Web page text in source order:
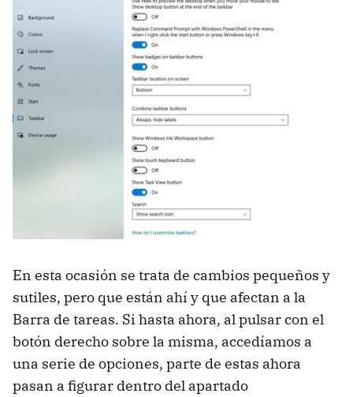
En esta ocasión se trata de cambios pequeños y
sutiles, pero que están ahí y que afectan a la
Barra de tareas. Si hasta ahora, al pulsar con el
botón derecho sobre la misma, accedíamos a
una serie de opciones, parte de estas ahora
pasan a figurar dentro del apartado